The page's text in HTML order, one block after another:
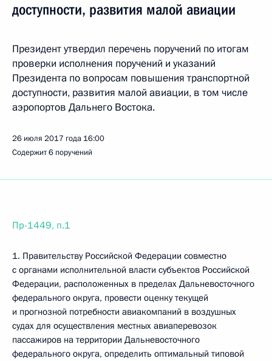
доступности, развития малой авиации
Президент утвердил перечень поручений по итогам
проверки исполнения поручений и указаний
Президента по вопросам повышения транспортной
доступности, развития малой авиации, в том числе
аэропортов Дальнего Востока.
26 июля 2017 года 16:00
Содержит 6 поручений
Пр-1449, п.1
1. Правительству Российской Федерации совместно
с органами исполнительной власти субъектов Российской
Федерации, расположенных в пределах Дальневосточного
федерального округа, провести оценку текущей
и прогнозной потребности авиакомпаний в воздушных
судах для осуществления местных авиаперевозок
пассажиров на территории Дальневосточного
федерального округа, определить оптимальный типовой